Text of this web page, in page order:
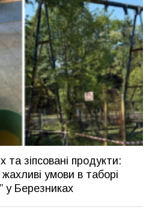
та зіпсовані продукти:
умови в таборі
у Березниках